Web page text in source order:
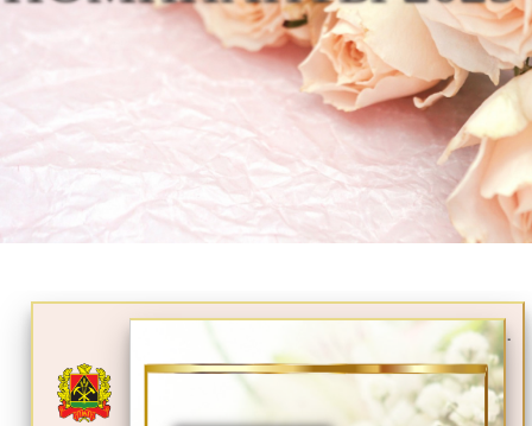
.